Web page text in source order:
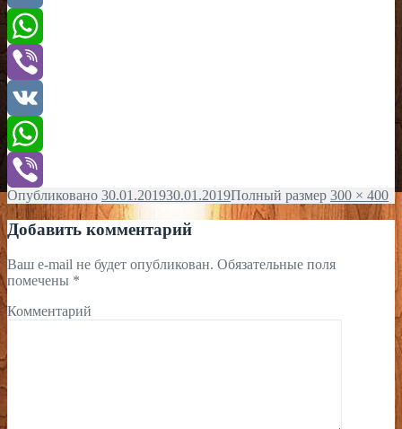
VK
WhatsApp
Viber
VK
WhatsApp
Viber
Опубликовано 30.01.201930.01.2019Полный размер 300 × 400
Добавить комментарий
Ваш e-mail не будет опубликован. Обязательные поля
помечены *
Комментарий